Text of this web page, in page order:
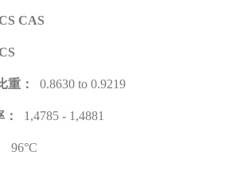
CAS
重： 0.8630 to 0.9219
1,4785 - 1,4881
96°C